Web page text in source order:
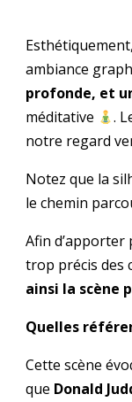
ambiance
profonde, et
méditative
.
notre regard
Notez que la
le chemin
Afin d’apporter
trop précis des
ainsi la scène
Quelles
Cette scène
que Donald